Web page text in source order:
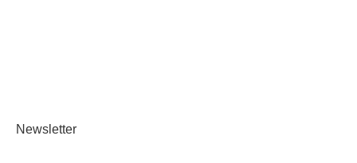
Newsletter